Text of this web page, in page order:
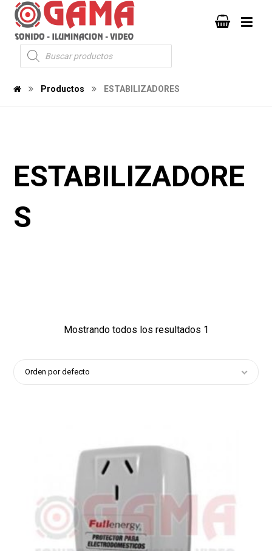
Productos ESTABILIZADORES
ESTABILIZADORE
S
Mostrando todos los resultados 1
Orden por defecto